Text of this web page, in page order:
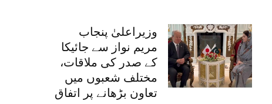
وزیراعلیٰ پنجاب
مریم نواز سے جائیکا
کے صدر کی ملاقات،
مختلف شعبوں میں
تعاون بڑھانے پر اتفاق